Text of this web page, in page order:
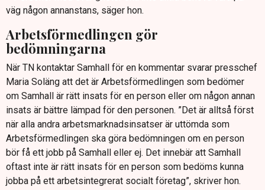
väg någon annanstans, säger hon.
Arbetsförmedlingen gör
bedömningarna
När TN kontaktar Samhall för en kommentar svarar presschef
Maria Soläng att det är Arbetsförmedlingen som bedömer
om Samhall är rätt insats för en person eller om någon annan
insats är bättre lämpad för den personen. ”Det är alltså först
när alla andra arbetsmarknadsinsatser är uttömda som
Arbetsförmedlingen ska göra bedömningen om en person
bör få ett jobb på Samhall eller ej. Det innebär att Samhall
oftast inte är rätt insats för en person som bedöms kunna
jobba på ett arbetsintegrerat socialt företag”, skriver hon.